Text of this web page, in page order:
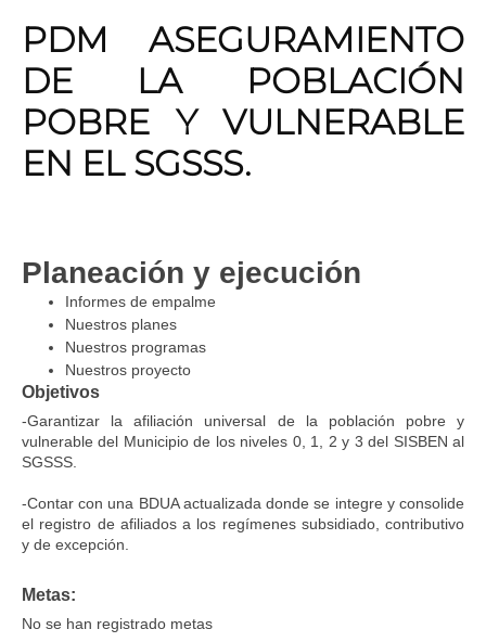
PDM ASEGURAMIENTO
DE LA POBLACIÓN
POBRE Y VULNERABLE
EN EL SGSSS.
Planeación y ejecución
Informes de empalme
Nuestros planes
Nuestros programas
Nuestros proyecto
Objetivos
-Garantizar la afiliación universal de la población pobre y
vulnerable del Municipio de los niveles 0, 1, 2 y 3 del SISBEN al
SGSSS.
-Contar con una BDUA actualizada donde se integre y consolide
el registro de afiliados a los regímenes subsidiado, contributivo
y de excepción.
Metas:
No se han registrado metas